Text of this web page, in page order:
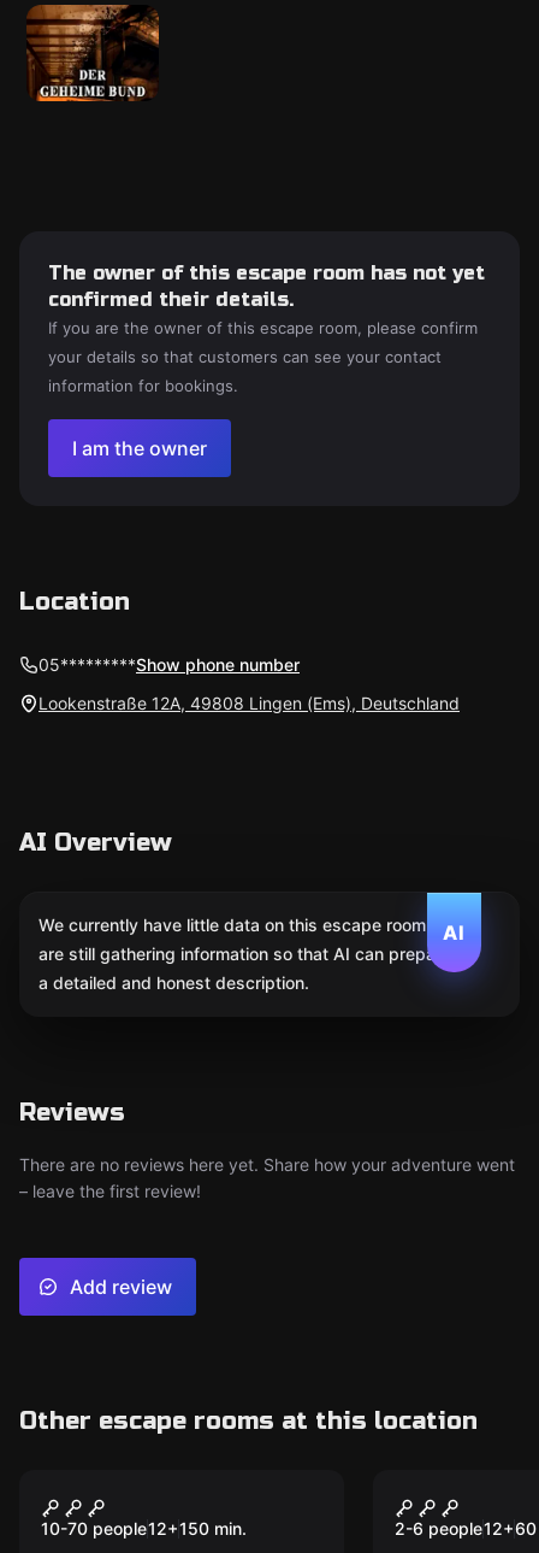
The owner of this escape room has not yet
confirmed their details.
If you are the owner of this escape room, please confirm
your details so that customers can see your contact
information for bookings.
I am the owner
Location
05*********Show phone number
Lookenstraße 12A, 49808 Lingen (Ems), Deutschland
AI Overview
AI
We currently have little data on this escape room. We
are still gathering information so that AI can prepare
a detailed and honest description.
Reviews
There are no reviews here yet. Share how your adventure went
– leave the first review!
Add review
Other escape rooms at this location
New
RFPD Lingen (Ems)
10-70 people12+150 min. 2-6 people12+60